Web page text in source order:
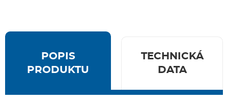
POPIS
PRODUKTU
TECHNICKÁ
DATA